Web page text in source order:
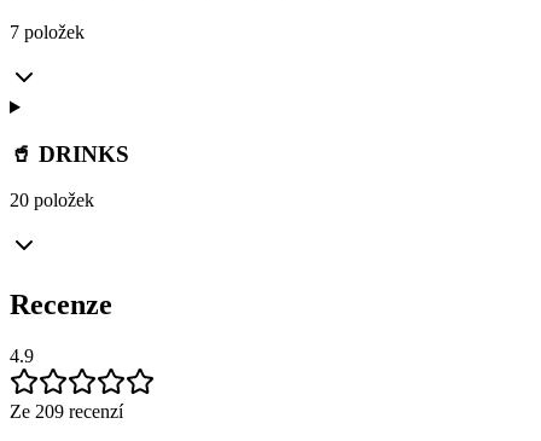
7 položek
🥤 DRINKS
20 položek
Recenze
4.9
Ze 209 recenzí